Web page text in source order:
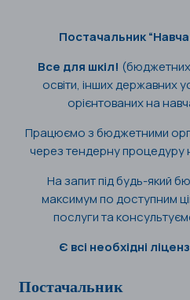
Постачальник
Все для шкіл! (бюджетних
освіти, інших державних
орієнтованих на
Працюємо з бюджетними
через тендерну процедуру
На запит під будь-який
максимум по доступним
послуги та
Є всі необхідні
Постачальник